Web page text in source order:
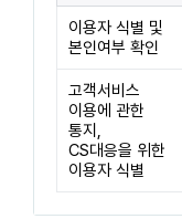
이용자 식별 및
본인여부 확인
고객서비스
이용에 관한
통지,
CS대응을 위한
이용자 식별